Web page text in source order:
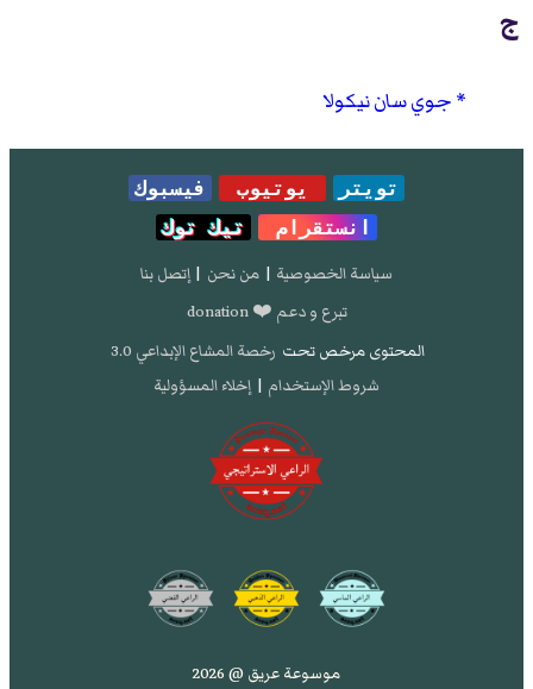
ج
جوي سان نيكولا
تويتر يوتيوب
فيسبوك
انستقرام
تيك توك
سياسة الخصوصية | من نحن | إتصل بنا
تبرع و دعم ❤️ donation
المحتوى مرخص تحت رخصة المشاع الإبداعي 3.0
شروط الإستخدام | إخلاء المسؤولية
موسوعة عريق @ 2026